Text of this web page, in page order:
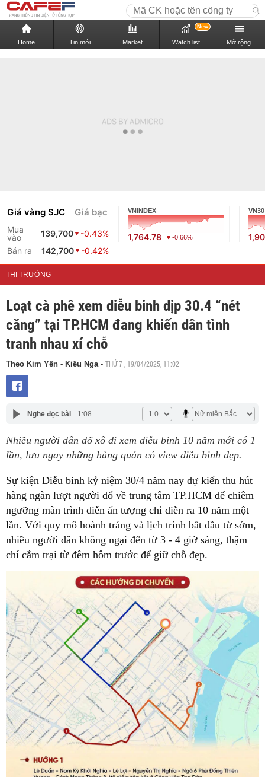
Home Tin mới Market Watch list
New
Mở rộng
Giá vàng SJC Giá bạc
Mua
vào
139,700
-0.43%
Bán ra
142,700 -0.42%
VNINDEX
1,764.78 -0.66%
VN30
THỊ TRƯỜNG
Loạt cà phê xem diễu binh dịp 30.4 “nét
căng” tại TP.HCM đang khiến dân tình
tranh nhau xí chỗ
Theo Kim Yến - Kiều Nga- THỨ 7 , 19/04/2025, 11:02
Nghe đọc bài 1:08
Nhiều người dân đổ xô đi xem diễu binh 10 năm mới có 1
lần, lưu ngay những hàng quán có view diễu binh đẹp.
Sự kiện Diễu binh kỷ niệm 30/4 năm nay dự kiến thu hút
hàng ngàn lượt người đổ về trung tâm TP.HCM để chiêm
ngưỡng màn trình diễn ấn tượng chỉ diễn ra 10 năm một
lần. Với quy mô hoành tráng và lịch trình bắt đầu từ sớm,
nhiều người dân không ngại đến từ 3 - 4 giờ sáng, thậm
chí cắm trại từ đêm hôm trước để giữ chỗ đẹp.